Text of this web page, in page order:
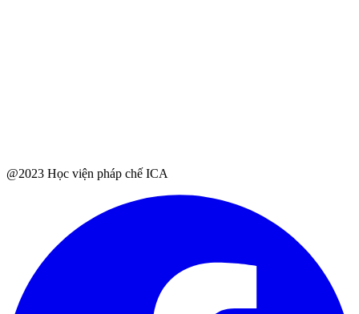
@2023 Học viện pháp chế ICA